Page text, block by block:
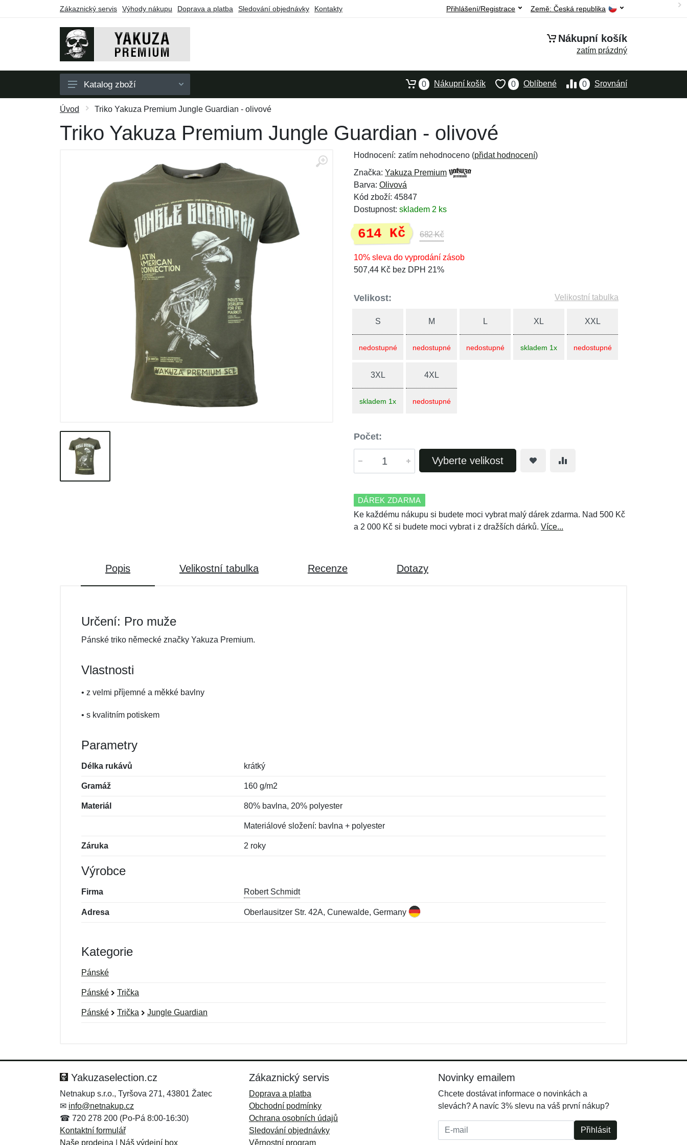
Zákaznický servis Výhody nákupu Doprava a platba Sledování objednávky Kontakty Země: Česká republika
Přihlášení/Registrace
Nákupní košík
zatím prázdný
Pánské
Dámské
Katalog zboží 0 Srovnání
0 Oblíbené
0 Nákupní košík
Úvod Triko Yakuza Premium Jungle Guardian - olivové
Triko Yakuza Premium Jungle Guardian - olivové
Hodnocení: zatím nehodnoceno (přidat hodnocení)
Značka: Yakuza Premium
Barva: Olivová
Kód zboží: 45847
Dostupnost: skladem 2 ks
614 Kč 682 Kč
10% sleva do vyprodání zásob
507,44 Kč bez DPH 21%
Velikost: Velikostní tabulka
S
nedostupné
M
nedostupné
L
nedostupné
XL
skladem 1x
XXL
nedostupné
3XL
skladem 1x
4XL
nedostupné
Počet:
Vyberte velikost
DÁREK ZDARMA
Ke každému nákupu si budete moci vybrat malý dárek zdarma. Nad 500 Kč
a 2 000 Kč si budete moci vybrat i z dražších dárků. Více...
Popis Velikostní tabulka Recenze Dotazy
Určení: Pro muže
Pánské triko německé značky Yakuza Premium.
Vlastnosti
• z velmi příjemné a měkké bavlny
• s kvalitním potiskem
Parametry
Délka rukávů krátký
Gramáž 160 g/m2
Materiál 80% bavlna, 20% polyester
Materiálové složení: bavlna + polyester
Záruka 2 roky
Výrobce
Firma Robert Schmidt
Adresa Oberlausitzer Str. 42A, Cunewalde, Germany
Kategorie
Pánské
Pánské Trička
Pánské Trička Jungle Guardian
Zpráva*
Zpráva*
Yakuzaselection.cz
Netnakup s.r.o., Tyršova 271, 43801 Žatec
✉ info@netnakup.cz
☎ 720 278 200 (Po-Pá 8:00-16:30)
Kontaktní formulář
Naše prodejna
Náš výdejní box
Zákaznický servis
Doprava a platba
Obchodní podmínky
Ochrana osobních údajů
Sledování objednávky
Věrnostní program
Novinky emailem
Chcete dostávat informace o novinkách a
slevách? A navíc 3% slevu na váš první nákup?
E-mail: Přihlásit